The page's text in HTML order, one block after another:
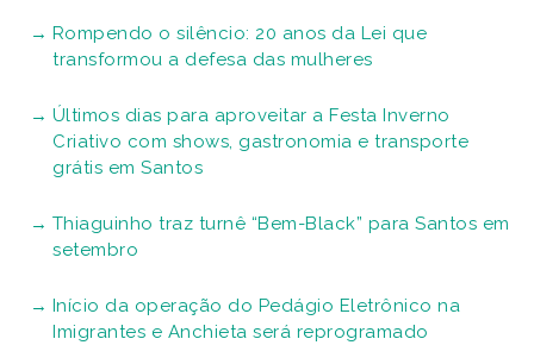
Rompendo o silêncio: 20 anos da Lei que
transformou a defesa das mulheres
Últimos dias para aproveitar a Festa Inverno
Criativo com shows, gastronomia e transporte
grátis em Santos
Thiaguinho traz turnê “Bem-Black” para Santos em
setembro
Início da operação do Pedágio Eletrônico na
Imigrantes e Anchieta será reprogramado